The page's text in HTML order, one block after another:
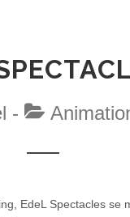
-
EdeL Spectacles se